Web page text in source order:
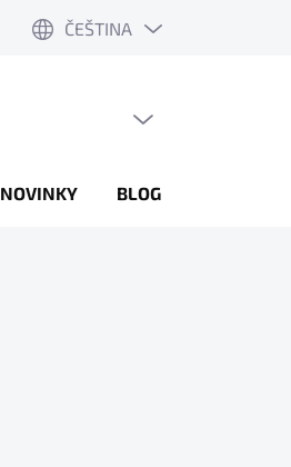
ČEŠTINA
NOVINKY BLOG